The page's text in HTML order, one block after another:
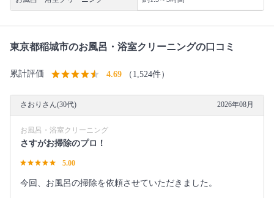
東京都稲城市のお風呂・浴室クリーニングの口コミ
累計評価 4.69 （1,524件）
さおりさん(30代) 2026年08月
お風呂・浴室クリーニング
さすがお掃除のプロ！
5.00
今回、お風呂の掃除を依頼させていただきました。